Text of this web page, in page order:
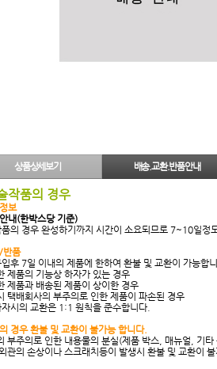
상품상세보기 배송.교환.반품안내
작품의 경우
보
내(한박스당 기준)
품의 경우 완성하기까지 시간이 소요되므로 7~10일정
반품
후 7일 이내의 제품에 한하여 환불 및 교환이 가능합
제품의 기능상 하자가 있는 경우
제품과 배송된 제품이 상이한 경우
택배회사의 부주의로 인한 제품이 파손된 경우
시의 교환은 1:1 원칙을 준수합니다.
경우 환불 및 교환이 불가능 합니다.
부주의로 인한 내용물의 분실(제품 박스, 매뉴얼, 기타
관의 손상이나 스크래치등이 발생시 환불 및 교환이